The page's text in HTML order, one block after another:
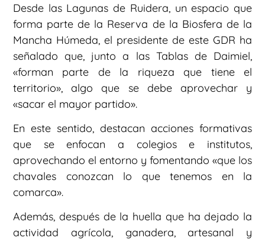
Desde las Lagunas de Ruidera, un espacio que
forma parte de la Reserva de la Biosfera de la
Mancha Húmeda, el presidente de este GDR ha
señalado que, junto a las Tablas de Daimiel,
«forman parte de la riqueza que tiene el
territorio», algo que se debe aprovechar y
«sacar el mayor partido».
En este sentido, destacan acciones formativas
que se enfocan a colegios e institutos,
aprovechando el entorno y fomentando «que los
chavales conozcan lo que tenemos en la
comarca».
Además, después de la huella que ha dejado la
actividad agrícola, ganadera, artesanal y